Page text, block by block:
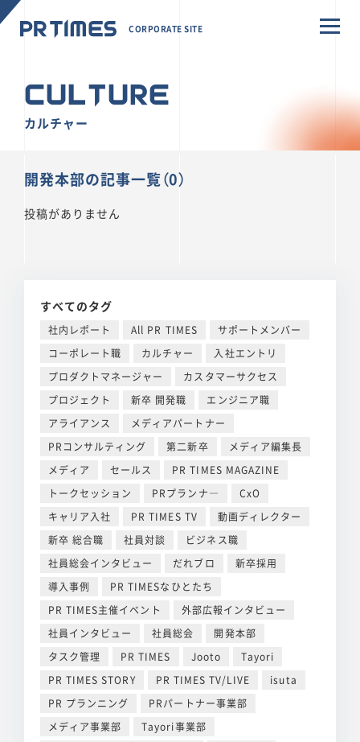
CORPORATE SITE
CULTURE
カルチャー
開発本部の記事一覧（0）
投稿がありません
すべてのタグ
社内レポート All PR TIMES
サポートメンバー
コーポレート職
カルチャー
入社エントリ
プロダクトマネージャー
カスタマーサクセス
プロジェクト
新卒 開発職
エンジニア職
アライアンス
メディアパートナー
PRコンサルティング
第二新卒
メディア編集長
メディア
セールス
PR TIMES MAGAZINE
トークセッション
PRプランナ―
CxO
キャリア入社
PR TIMES TV
動画ディレクター
新卒 総合職
社員対談
ビジネス職
社員総会インタビュー
だれブロ
新卒採用
導入事例
PR TIMESなひとたち
PR TIMES主催イベント
外部広報インタビュー
社員インタビュー
社員総会
開発本部
タスク管理
PR TIMES Jooto
Tayori
PR TIMES STORY
PR TIMES TV/LIVE
isuta
PR プランニング
PRパートナー事業部
メディア事業部
Tayori事業部